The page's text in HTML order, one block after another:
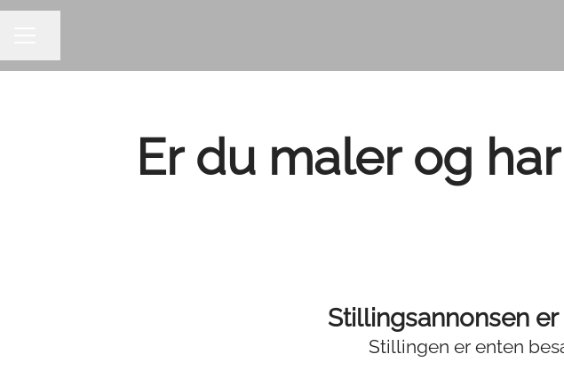
Er du maler og
Stillingsannonsen
Stillingen er enten